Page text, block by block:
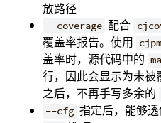
放路径
--coverage 配合
覆盖率报告。使用
盖率时，源代码中的
行，因此会显示为未被
之后，不再手写多余的
--cfg 指定后，能够